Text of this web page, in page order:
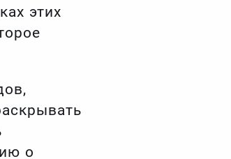
этих
о